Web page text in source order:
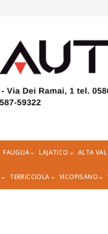
FAUGLIA LAJATICO ALTA
TERRICCIOLA VICOPISANO